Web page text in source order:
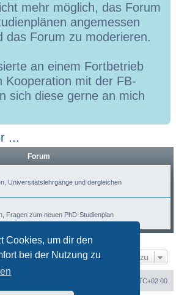
Cookies, um dir den
bei der Nutzung zu
mehr möglich, das Forum
angemessen
das Forum zu moderieren.
an einem Fortbetrieb
Kooperation mit der FB-
sich diese gerne an mich
...
Forum
Universitätslehrgänge und dergleichen
Fragen zum neuen PhD-Studienplan
Gehe zu
UTC+02:00